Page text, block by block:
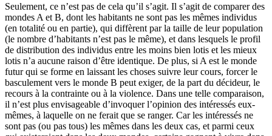
Seulement, ce n’est pas de cela qu’il s’agit. Il s’agit de comparer des
mondes A et B, dont les habitants ne sont pas les mêmes individus
(en totalité ou en partie), qui diffèrent par la taille de leur population
(le nombre d’habitants n’est pas le même), et dans lesquels le profil
de distribution des individus entre les moins bien lotis et les mieux
lotis n’a aucune raison d’être identique. De plus, si A est le monde
futur qui se forme en laissant les choses suivre leur cours, forcer le
basculement vers le monde B peut exiger, de la part du décideur, le
recours à la contrainte ou à la violence. Dans une telle comparaison,
il n’est plus envisageable d’invoquer l’opinion des intéressés eux-
mêmes, à laquelle on ne ferait que se ranger. Car les intéressés ne
sont pas (ou pas tous) les mêmes dans les deux cas, et parmi ceux